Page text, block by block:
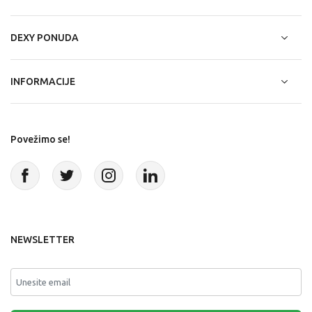
DEXY PONUDA
INFORMACIJE
Povežimo se!
NEWSLETTER